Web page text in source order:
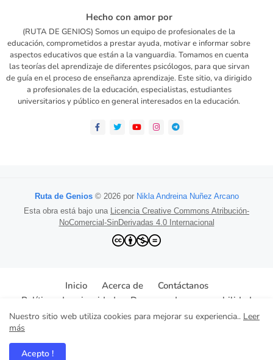
Hecho con amor por
(RUTA DE GENIOS) Somos un equipo de profesionales de la
educación, comprometidos a prestar ayuda, motivar e informar sobre
aspectos educativos que están a la vanguardia. Tomamos en cuenta
las teorías del aprendizaje de diferentes psicólogos, para que sirvan
de guía en el proceso de enseñanza aprendizaje. Este sitio, va dirigido
a profesionales de la educación, especialistas, estudiantes
universitarios y público en general interesados en la educación.
Ruta de Genios© 2026 por Nikla Andreina Nuñez Arcano
Esta obra está bajo una Licencia Creative Commons Atribución-
NoComercial-SinDerivadas 4.0 Internacional
Inicio Acerca de
Contáctanos
Políticas de privacidad
Descargo de responsabilidad
Nuestro sitio web utiliza cookies para mejorar su experiencia.. Leer
más
Acepto !